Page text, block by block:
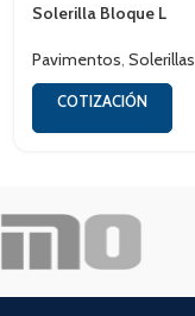
Solerilla Bloque L
Pavimentos Solerillas
COTIZACIÓN